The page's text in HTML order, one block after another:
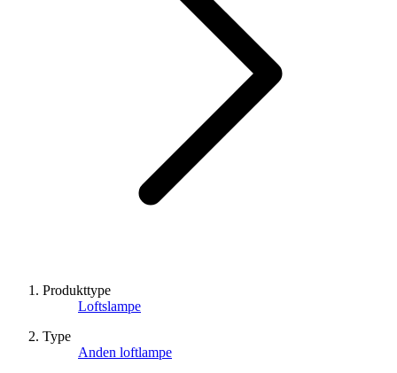
Produkttype
Loftslampe
Type
Anden loftlampe